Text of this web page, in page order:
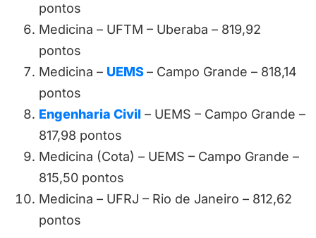
pontos
Medicina – UFTM – Uberaba – 819,92
pontos
Medicina – UEMS– Campo Grande – 818,14
pontos
Engenharia Civil – UEMS – Campo Grande –
817,98 pontos
Medicina (Cota) – UEMS – Campo Grande –
815,50 pontos
Medicina – UFRJ – Rio de Janeiro – 812,62
pontos